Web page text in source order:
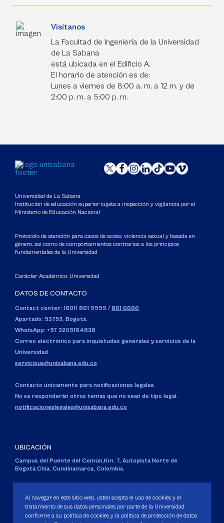
Visítanos
La Facultad de Ingeniería de la Universidad
de La Sabana
está ubicada en el Edificio A.
El horario de atención es de:
Lunes a viernes de 8:00 a. m. a 12 m. y de
2:00 p. m. a 5:00 p. m.
Universidad de La Sabana
Institución de educación superior sujeta a inspección y vigilancia por el
Ministerio de Educación Nacional
Protocolo de atención para casos de acoso, violencia sexual y basada en
género, así como de comportamientos contrarios a los principios
fundamentales de la Universidad
Carácter Académico: Universidad
DATOS DE CONTACTO
Contact center: (601) 861 5555 / 861 6666
Apartado: 53753, Bogotá.
WhatsApp: +57 3205164838
Correo electrónico para inquietudes generales y servicios de la
Universidad
servicious@unisabana.edu.co
Contacto únicamente para notificaciones legales.
No se responderán otros temas que no sean de tipo legal.
notificacioneslegales@unisabana.edu.co
UBICACIÓN
Campus del Puente del Común,Km. 7, Autopista Norte de
Bogotá.Chía, Cundinamarca, Colombia.
Personería Jurídica:Resolución 130 del 14 de enero de 1980.
Ministerio de Educación Nacional.
Al navegar en este sitio web, usted acepta el uso de cookies y el
tratamiento de sus datos personales por parte de la Universidad
conforme a su política de cookies y la política de protección de datos